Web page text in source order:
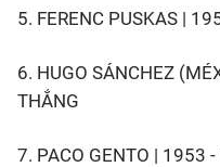
5. FERENC PUSKAS |
6. HUGO SÁNCHEZ
THẮNG
7. PACO GENTO | 1953